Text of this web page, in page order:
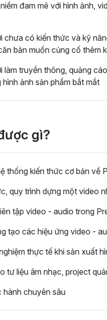
đam mê với hình ảnh,
chưa có kiến thức và kỹ
bản muốn củng cố thêm
làm truyền thông, quảng
ảnh sản phẩm bắt mắt
gì?
thống kiến thức cơ bản về
quy trình dựng một video
tập video - audio trong
tạo các hiệu ứng video -
thực tế khi sản xuất
tư liệu âm nhạc, project
hành chuyên sâu